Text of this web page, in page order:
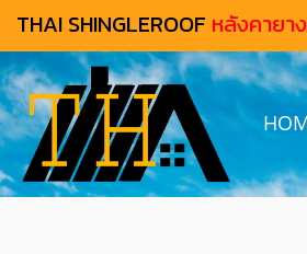
THAI SHINGLEROOF หลังคายา